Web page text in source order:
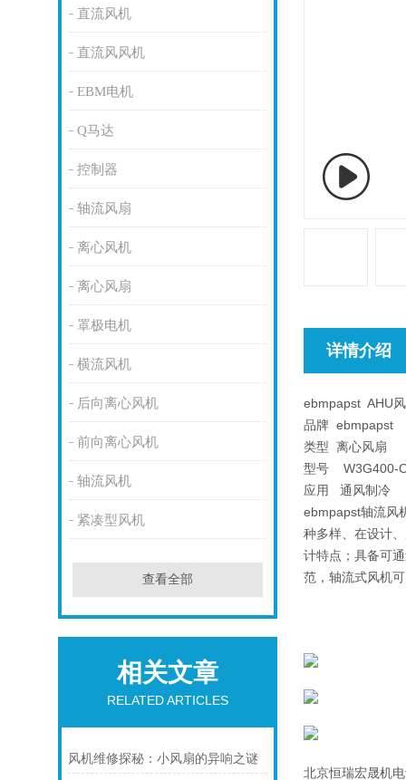
直流风机
直流风风机
EBM电机
Q马达
控制器
轴流风扇
离心风机
离心风扇
罩极电机
横流风机
后向离心风机
前向离心风机
轴流风机
紧凑型风机
查看全部
相关文章
RELATED ARTICLES
风机维修探秘：小风扇的异响之谜
详情介绍
ebmpapst AHU
品牌 ebmpapst
类型 离心风扇
型号 W3G400-
应用 通风制冷
ebmpapst轴流风
种多样、在设计
计特点；具备可
范，轴流式风机
北京恒瑞宏晟机